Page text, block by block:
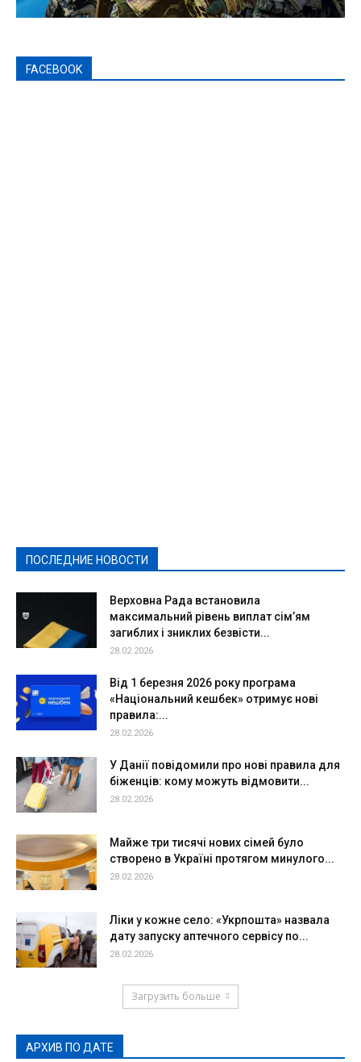
FACEBOOK
ПОСЛЕДНИЕ НОВОСТИ
Верховна Рада встановила
максимальний рівень виплат сім’ям
загиблих і зниклих безвісти...
28.02.2026
Від 1 березня 2026 року програма
«Національний кешбек» отримує нові
правила:...
28.02.2026
У Данії повідомили про нові правила для
біженців: кому можуть відмовити...
28.02.2026
Майже три тисячі нових сімей було
створено в Україні протягом минулого...
28.02.2026
Ліки у кожне село: «Укрпошта» назвала
дату запуску аптечного сервісу по...
28.02.2026
Загрузить больше
АРХИВ ПО ДАТЕ